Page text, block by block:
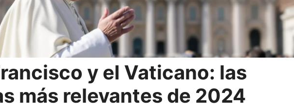
y el Vaticano: las
más relevantes de 2024